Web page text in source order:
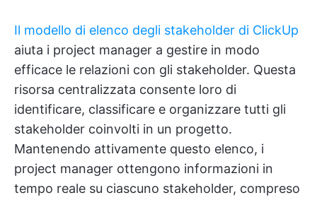
Il modello di elenco degli stakeholder di ClickUp
aiuta i project manager a gestire in modo
efficace le relazioni con gli stakeholder. Questa
risorsa centralizzata consente loro di
identificare, classificare e organizzare tutti gli
stakeholder coinvolti in un progetto.
Mantenendo attivamente questo elenco, i
project manager ottengono informazioni in
tempo reale su ciascuno stakeholder, compreso